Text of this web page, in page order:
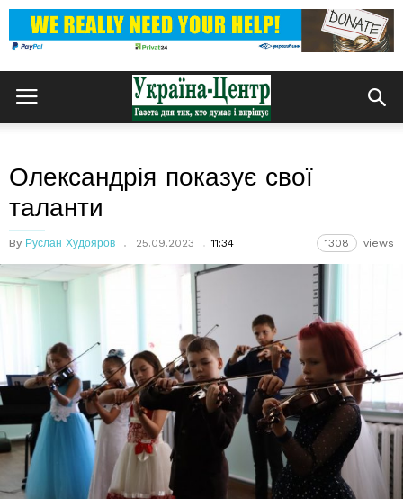
Олександрія показує свої
таланти
By Руслан Худояров 25.09.2023 11:34 1308 views